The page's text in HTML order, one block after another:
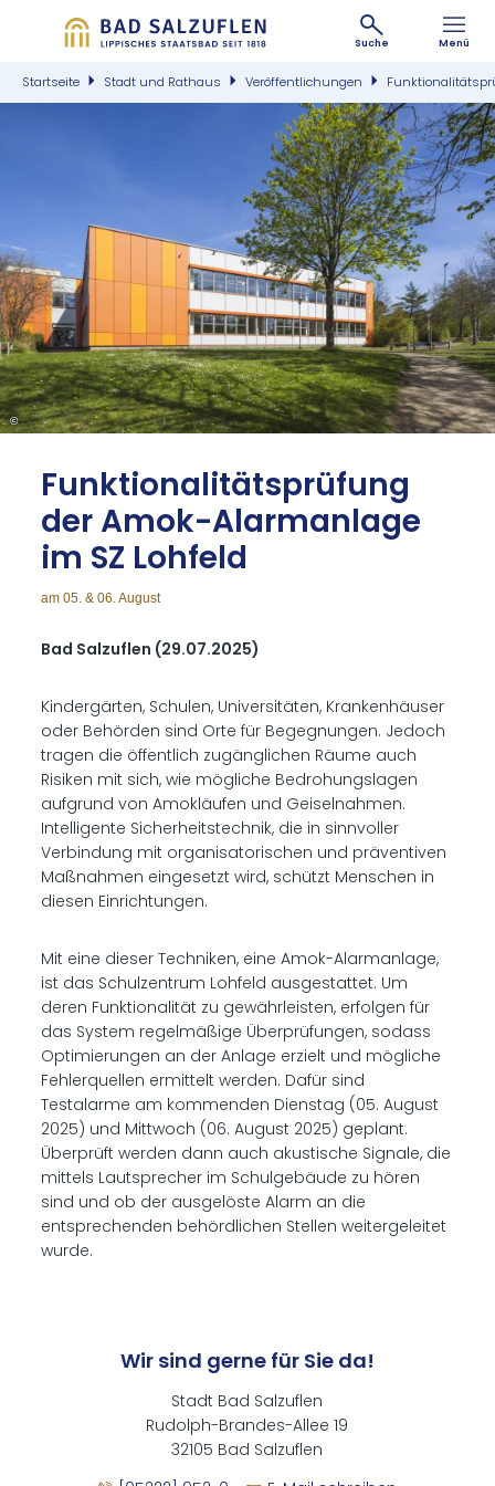
Suche Menü
Startseite Stadt und Rathaus Veröffentlichungen
©
Funk­tio­na­li­täts­prü­fung
der Amok-Alarm­an­la­ge
im SZ Loh­feld
am 05. & 06. August
Bad Salzuflen (29.07.2025)
Kindergärten, Schulen, Universitäten, Krankenhäuser
oder Behörden sind Orte für Begegnungen. Jedoch
tragen die öffentlich zugänglichen Räume auch
Risiken mit sich, wie mögliche Bedrohungslagen
aufgrund von Amokläufen und Geiselnahmen.
Intelligente Sicherheitstechnik, die in sinnvoller
Verbindung mit organisatorischen und präventiven
Maßnahmen eingesetzt wird, schützt Menschen in
diesen Einrichtungen.
Mit eine dieser Techniken, eine Amok-Alarmanlage,
ist das Schulzentrum Lohfeld ausgestattet. Um
deren Funktionalität zu gewährleisten, erfolgen für
das System regelmäßige Überprüfungen, sodass
Optimierungen an der Anlage erzielt und mögliche
Fehlerquellen ermittelt werden. Dafür sind
Testalarme am kommenden Dienstag (05. August
2025) und Mittwoch (06. August 2025) geplant.
Überprüft werden dann auch akustische Signale, die
mittels Lautsprecher im Schulgebäude zu hören
sind und ob der ausgelöste Alarm an die
entsprechenden behördlichen Stellen weitergeleitet
wurde.
Wir sind gerne für Sie da!
Stadt Bad Salzuflen
Rudolph-Brandes-Allee 19
32105 Bad Salzuflen